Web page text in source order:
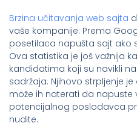
Brzina učitavanja web sajta
vaše kompanije. Prema
posetilaca napušta sajt ako
Ova statistika je još važnija
kandidatima koji su navikli
sadržaja. Njihovo strpljenje
može ih naterati da napuste
potencijalnog poslodavca
nudite.